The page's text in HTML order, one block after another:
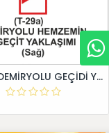
T-29a DEMİRYOLU GEÇİDİ YAKLAŞIM LEVHALARI (Sağ)